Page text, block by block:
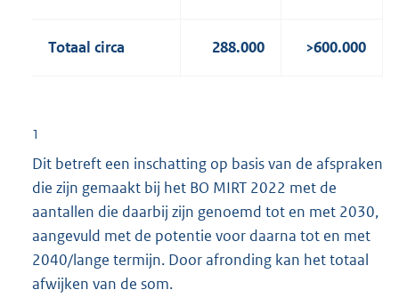
Totaal circa 288.000 >600.000
1
Dit betreft een inschatting op basis van de afspraken
die zijn gemaakt bij het BO MIRT 2022 met de
aantallen die daarbij zijn genoemd tot en met 2030,
aangevuld met de potentie voor daarna tot en met
2040/lange termijn. Door afronding kan het totaal
afwijken van de som.